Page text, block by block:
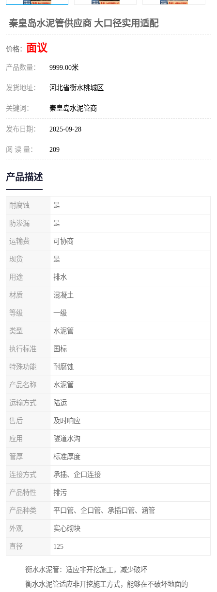
秦皇岛水泥管供应商 大口径实用适配
价格： 面议
产品数量： 9999.00米
发货地址： 河北省衡水桃城区
关键词： 秦皇岛水泥管商
发布日期： 2025-09-28
阅 读 量： 209
产品描述
耐腐蚀 是
防渗漏 是
运输费 可协商
现货 是
用途 排水
材质 混凝土
等级 一级
类型 水泥管
执行标准 国标
特殊功能 耐腐蚀
产品名称 水泥管
运输方式 陆运
售后 及时响应
应用 隧道水沟
管厚 标准厚度
连接方式 承插、企口连接
产品特性 排污
产品种类 平口管、企口管、承插口管、涵管
外观 实心砌块
直径 125
衡水水泥管：适应非开挖施工，减少破坏
衡水水泥管适应非开挖施工方式，能够在不破坏地面的